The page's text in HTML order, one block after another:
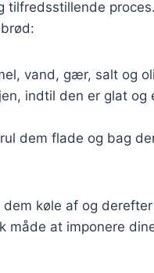
tilfredsstillende
vand, gær, salt og
indtil den er glat
dem flade og bag
køle af og
måde at imponere